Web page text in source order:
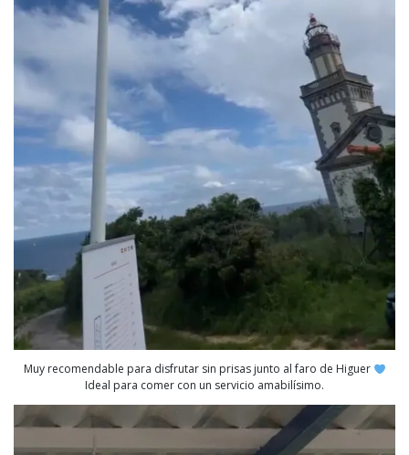
Muy recomendable para disfrutar sin prisas junto al faro de Higuer
Ideal para comer con un servicio amabilísimo.